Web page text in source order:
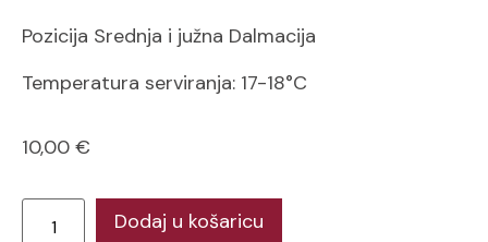
Pozicija Srednja i južna Dalmacija
Temperatura serviranja: 17-18°C
10,00 €
Dodaj u košaricu